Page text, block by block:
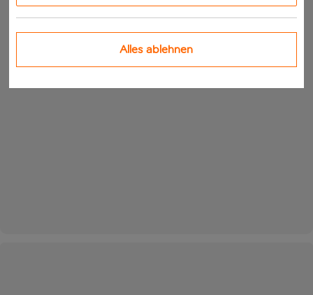
Alles ablehnen